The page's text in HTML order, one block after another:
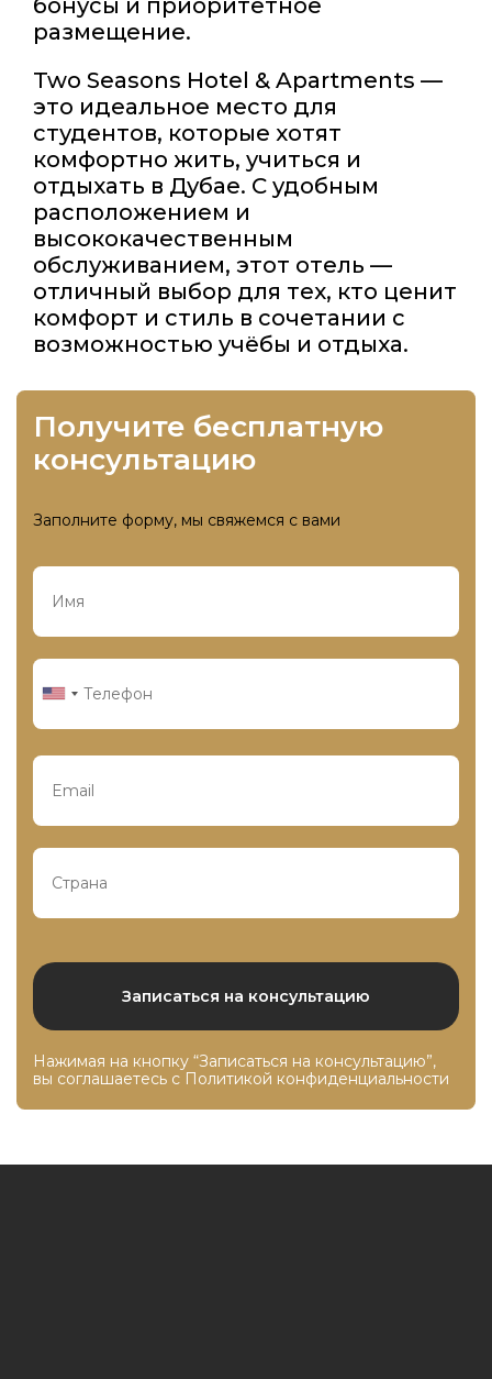
размещение.
Two Seasons Hotel & Apartments —
это идеальное место для
студентов, которые хотят
комфортно жить, учиться и
отдыхать в Дубае. С удобным
расположением и
высококачественным
обслуживанием, этот отель —
отличный выбор для тех, кто ценит
комфорт и стиль в сочетании с
возможностью учёбы и отдыха.
получите бесплатную
консультацию
Заполните форму, мы свяжемся с вами
Нажимая на кнопку “Записаться на консультацию”,
вы соглашаетесь с Политикой конфиденциальности